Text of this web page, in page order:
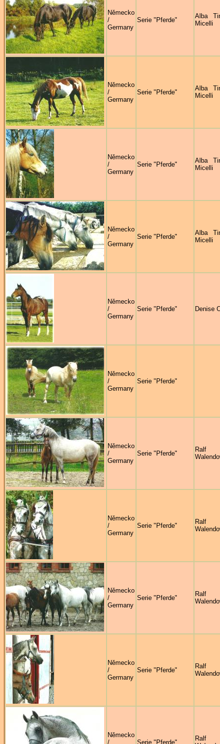
Německo
/
Germany
Serie "Pferde"
Alba
Micelli
Německo
/
Germany
Serie "Pferde"
Alba
Micelli
Německo
/
Germany
Serie "Pferde"
Alba
Micelli
Německo
/
Germany
Serie "Pferde"
Alba
Micelli
Německo
/
Germany
Serie "Pferde" Denise
Německo
/
Germany
Serie "Pferde"
Německo
/
Germany
Serie "Pferde"
Ralf
Německo
/
Germany
Serie "Pferde"
Ralf
Německo
/
Germany
Serie "Pferde"
Ralf
Německo
/
Germany
Serie "Pferde"
Ralf
Německo
/
Serie "Pferde"
Ralf